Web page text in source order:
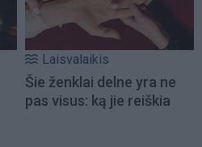
Laisvalaikis
Šie ženklai delne yra ne
pas visus: ką jie reiškia